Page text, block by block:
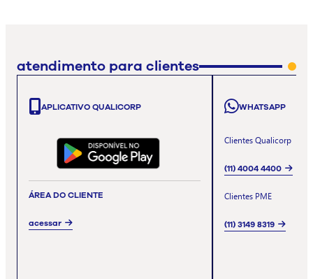
atendimento para clientes
APLICATIVO QUALICORP
ÁREA DO CLIENTE
acessar
WHATSAPP
Clientes Qualicorp
(11) 4004 4400
Clientes PME
(11) 3149 8319